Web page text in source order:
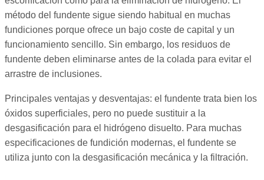
método del fundente sigue siendo habitual en muchas
fundiciones porque ofrece un bajo coste de capital y un
funcionamiento sencillo. Sin embargo, los residuos de
fundente deben eliminarse antes de la colada para evitar el
arrastre de inclusiones.
Principales ventajas y desventajas: el fundente trata bien los
óxidos superficiales, pero no puede sustituir a la
desgasificación para el hidrógeno disuelto. Para muchas
especificaciones de fundición modernas, el fundente se
utiliza junto con la desgasificación mecánica y la filtración.